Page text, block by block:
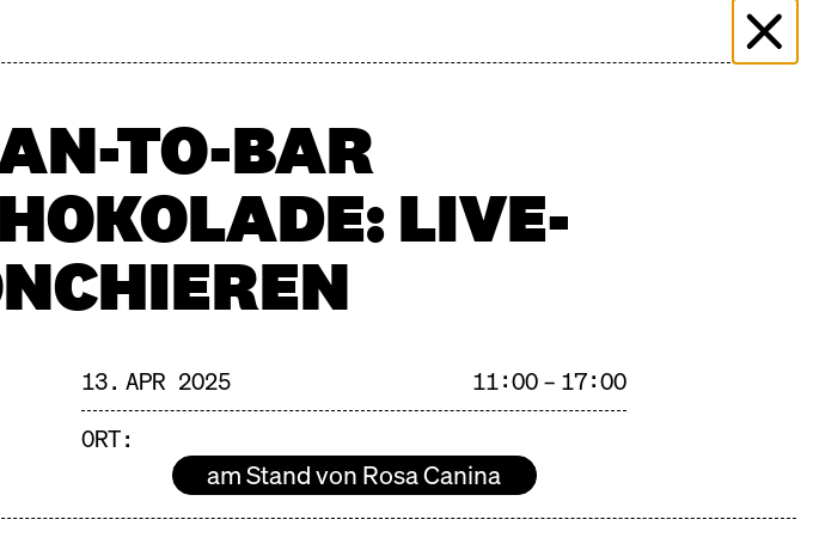
TO-BAR
LIVE-
13. APR 2025
11:00 – 17:00
ORT:
am Stand von Rosa Canina
findest du in unserem Kalender.